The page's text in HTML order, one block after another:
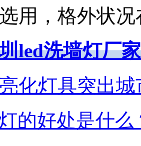
用，格外状
led洗墙灯厂家
化灯具突出
的好处是什么